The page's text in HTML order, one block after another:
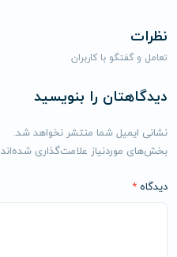
نظرات
تعامل و گفتگو با کاربران
دیدگاهتان را بنویسید
نشانی ایمیل شما منتشر نخواهد شد.
بخش‌های موردنیاز علامت‌گذاری شده‌اند
دیدگاه *